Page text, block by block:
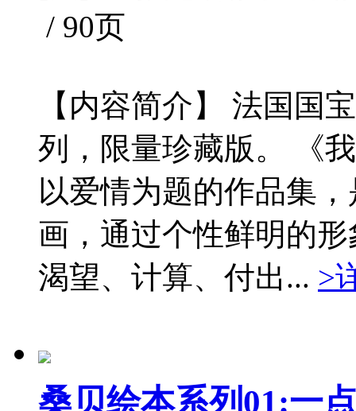
/ 90页
【内容简介】 法国国
列，限量珍藏版。 《
以爱情为题的作品集
画，通过个性鲜明的
渴望、计算、付出... >
桑贝绘本系列01:一